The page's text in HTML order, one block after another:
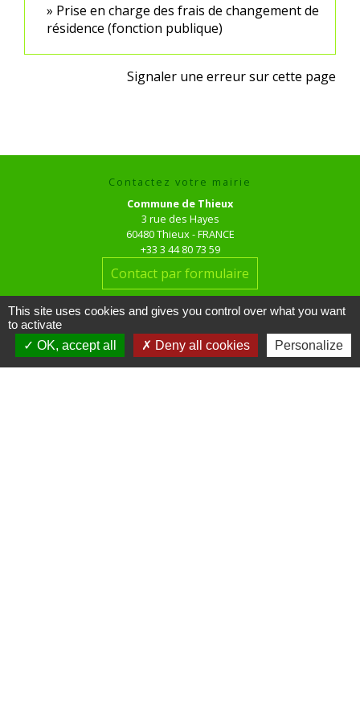
Prise en charge des frais de changement de
résidence (fonction publique)
Signaler une erreur sur cette page
Contactez votre mairie
Commune de Thieux
3 rue des Hayes
60480 Thieux - FRANCE
+33 3 44 80 73 59
Contact par formulaire
Horaires d'ouverture au public
le mardi de 16h00 à 18h00
le jeudi de 16h00 à 17h00
This site uses cookies and gives you control over what you want
to activate
OK, accept all
Deny all cookies Personalize